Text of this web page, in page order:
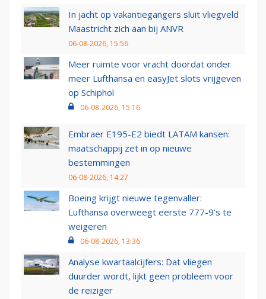
In jacht op vakantiegangers sluit vliegveld
Maastricht zich aan bij ANVR
06-08-2026, 15:56
Meer ruimte voor vracht doordat onder
meer Lufthansa en easyJet slots vrijgeven
op Schiphol
06-08-2026, 15:16
Embraer E195-E2 biedt LATAM kansen:
maatschappij zet in op nieuwe
bestemmingen
06-08-2026, 14:27
Boeing krijgt nieuwe tegenvaller:
Lufthansa overweegt eerste 777-9’s te
weigeren
06-08-2026, 13:36
Analyse kwartaalcijfers: Dat vliegen
duurder wordt, lijkt geen probleem voor
de reiziger